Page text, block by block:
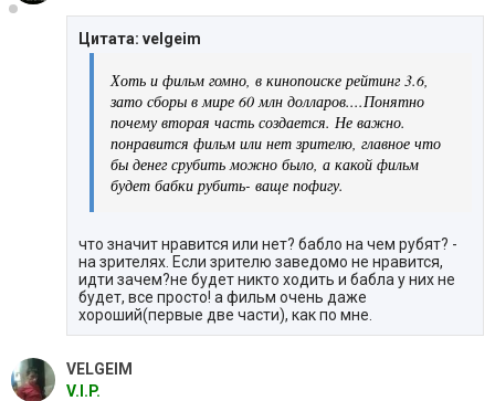
Цитата: velgeim
Хоть и фильм гомно, в кинопоиске рейтинг 3.6,
зато сборы в мире 60 млн долларов....Понятно
почему вторая часть создается. Не важно.
понравится фильм или нет зрителю, главное что
бы денег срубить можно было, а какой фильм
будет бабки рубить- ваще пофигу.
что значит нравится или нет? бабло на чем рубят? -
на зрителях. Если зрителю заведомо не нравится,
идти зачем?не будет никто ходить и бабла у них не
будет, все просто! а фильм очень даже
хороший(первые две части), как по мне.
VELGEIM
V.I.P.